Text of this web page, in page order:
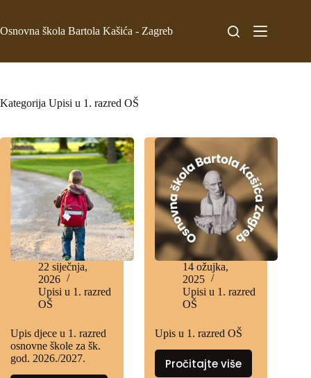
Osnovna škola Bartola Kašića - Zagreb
Kategorija Upisi u 1. razred OŠ
22 siječnja,
2026
Upisi u 1. razred
OŠ
Upis djece u 1. razred
osnovne škole za šk.
god. 2026./2027.
14 ožujka,
2025
Upisi u 1. razred
OŠ
Upis u 1. razred OŠ
Pročitajte više